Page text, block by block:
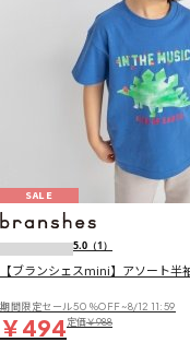
SALE
5.0 （1）
【ブランシェスmini】アソート半
期間限定セール50％OFF~8/12 11:59
￥494定価￥988